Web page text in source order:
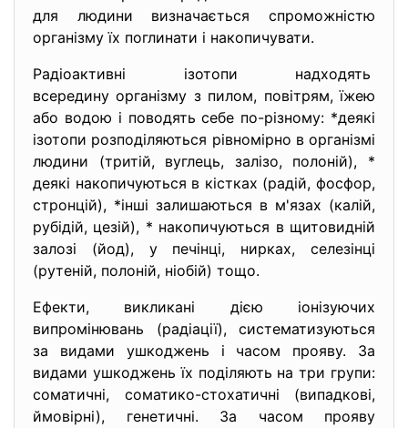
для людини визначається спроможністю
організму їх поглинати і накопичувати.
Радіоактивні ізотопи надходять
всередину організму з пилом, повітрям, їжею
або водою і поводять себе по-різному: *деякі
ізотопи розподіляються рівномірно в організмі
людини (тритій, вуглець, залізо, полоній), *
деякі накопичуються в кістках (радій, фосфор,
стронцій), *інші залишаються в м'язах (калій,
рубідій, цезій), * накопичуються в щитовидній
залозі (йод), у печінці, нирках, селезінці
(рутеній, полоній, ніобій) тощо.
Ефекти, викликані дією іонізуючих
випромінювань (радіації), систематизуються
за видами ушкоджень і часом прояву. За
видами ушкоджень їх поділяють на три групи:
соматичні, соматико-стохатичні (випадкові,
ймовірні), генетичні. За часом прояву